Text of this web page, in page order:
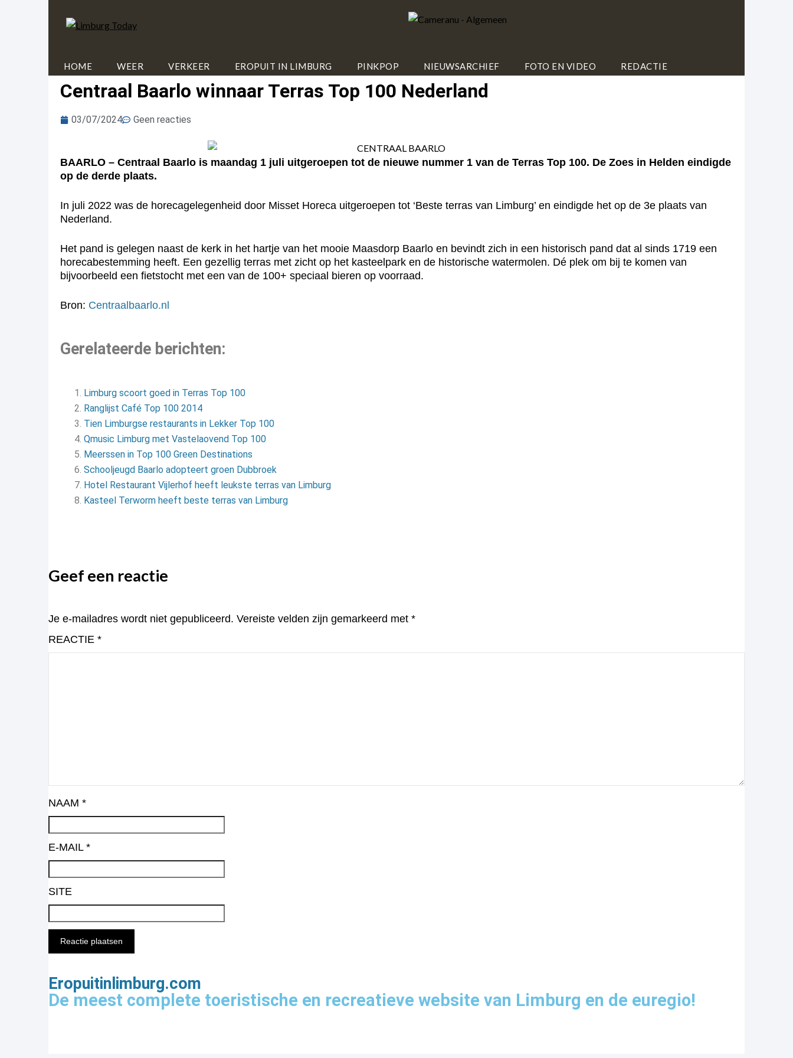
HOME WEER VERKEER EROPUIT IN LIMBURG PINKPOP NIEUWSARCHIEF FOTO EN VIDEO REDACTIE
Centraal Baarlo winnaar Terras Top 100 Nederland
03/07/2024 Geen reacties
BAARLO – Centraal Baarlo is maandag 1 juli uitgeroepen tot de nieuwe nummer 1 van de Terras Top 100. De Zoes in Helden eindigde
op de derde plaats.
In juli 2022 was de horecagelegenheid door Misset Horeca uitgeroepen tot ‘Beste terras van Limburg’ en eindigde het op de 3e plaats van
Nederland.
Het pand is gelegen naast de kerk in het hartje van het mooie Maasdorp Baarlo en bevindt zich in een historisch pand dat al sinds 1719 een
horecabestemming heeft. Een gezellig terras met zicht op het kasteelpark en de historische watermolen. Dé plek om bij te komen van
bijvoorbeeld een fietstocht met een van de 100+ speciaal bieren op voorraad.
Bron: Centraalbaarlo.nl
Gerelateerde berichten:
Limburg scoort goed in Terras Top 100
Ranglijst Café Top 100 2014
Tien Limburgse restaurants in Lekker Top 100
Qmusic Limburg met Vastelaovend Top 100
Meerssen in Top 100 Green Destinations
Schooljeugd Baarlo adopteert groen Dubbroek
Hotel Restaurant Vijlerhof heeft leukste terras van Limburg
Kasteel Terworm heeft beste terras van Limburg
Geef een reactie
Je e-mailadres wordt niet gepubliceerd. Vereiste velden zijn gemarkeerd met *
REACTIE *
NAAM *
E-MAIL *
SITE
Eropuitinlimburg.com
De meest complete toeristische en recreatieve website van Limburg en de euregio!